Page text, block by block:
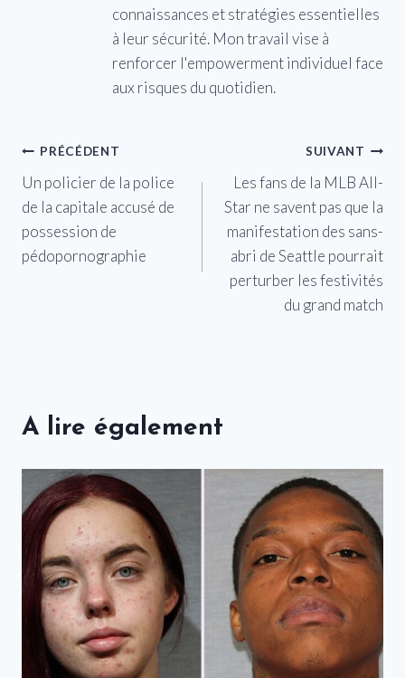
connaissances et stratégies essentielles
à leur sécurité. Mon travail vise à
renforcer l'empowerment individuel face
aux risques du quotidien.
Navigation
de
l’article
PRÉCÉDENT
Un policier de la police
de la capitale accusé de
possession de
pédopornographie
SUIVANT
Les fans de la MLB All-
Star ne savent pas que la
manifestation des sans-
abri de Seattle pourrait
perturber les festivités
du grand match
A lire également